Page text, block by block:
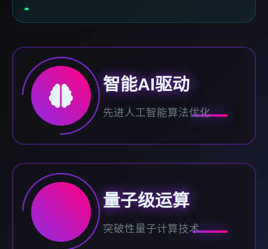
智能AI驱动
先进人工智能算法优化
量子级运算
突破性量子计算技术